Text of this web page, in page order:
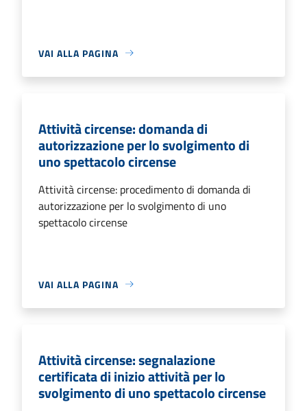
VAI ALLA PAGINA
Attività circense: domanda di
autorizzazione per lo svolgimento di
uno spettacolo circense
Attività circense: procedimento di domanda di
autorizzazione per lo svolgimento di uno
spettacolo circense
VAI ALLA PAGINA
Attività circense: segnalazione
certificata di inizio attività per lo
svolgimento di uno spettacolo circense